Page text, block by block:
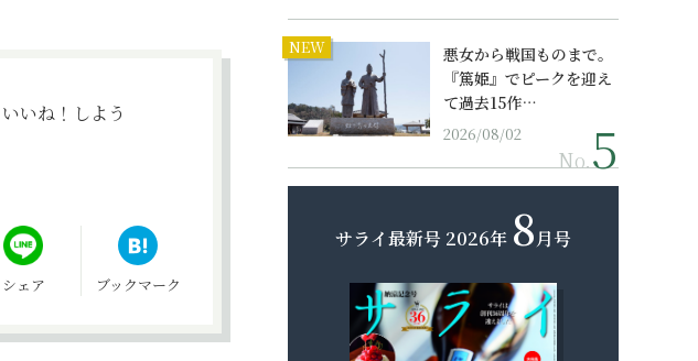
いいね！しよう
シェア ブックマーク
NEW
悪女から戦国ものまで。
『篤姫』でピークを迎え
て過去15作…
2026/08/02
No.
サライ最新号 2026年 8月号